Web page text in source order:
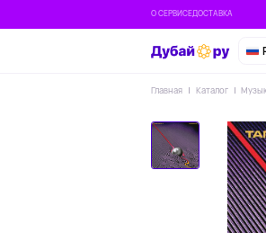
О СЕРВИСЕДОСТАВКА
Главная Каталог